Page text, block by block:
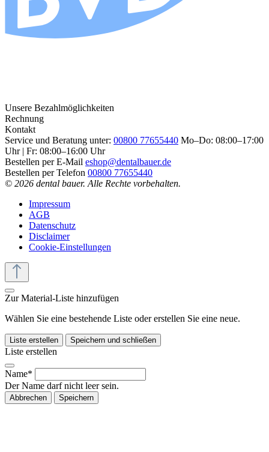
Unsere Bezahlmöglichkeiten
Rechnung
Kontakt
Service und Beratung unter: 00800 77655440 Mo–Do: 08:00–17:00
Uhr | Fr: 08:00–16:00 Uhr
Bestellen per E-Mail eshop@dentalbauer.de
Bestellen per Telefon 00800 77655440
© 2026 dental bauer. Alle Rechte vorbehalten.
Impressum
AGB
Datenschutz
Disclaimer
Cookie-Einstellungen
Zur Material-Liste hinzufügen
Wählen Sie eine bestehende Liste oder erstellen Sie eine neue.
Liste erstellen Speichern und schließen
Liste erstellen
Name*
Der Name darf nicht leer sein.
Abbrechen Speichern